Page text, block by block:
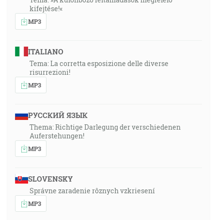
kifejtése!«
MP3
ITALIANO
Tema: La corretta esposizione delle diverse
risurrezioni!
MP3
РУССКИЙ ЯЗЫК
Thema: Richtige Darlegung der verschiedenen
Auferstehungen!
MP3
SLOVENSKY
Správne zaradenie rôznych vzkriesení
MP3